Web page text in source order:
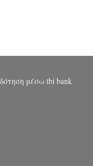
μέσω tbi bank